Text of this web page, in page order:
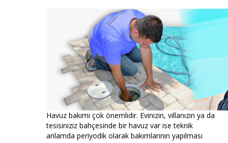
Havuz bakımı çok önemlidir. Evinizin, villanızın ya da
tesisiniziz bahçesinde bir havuz var ise teknik
anlamda periyodik olarak bakımlarının yapılması